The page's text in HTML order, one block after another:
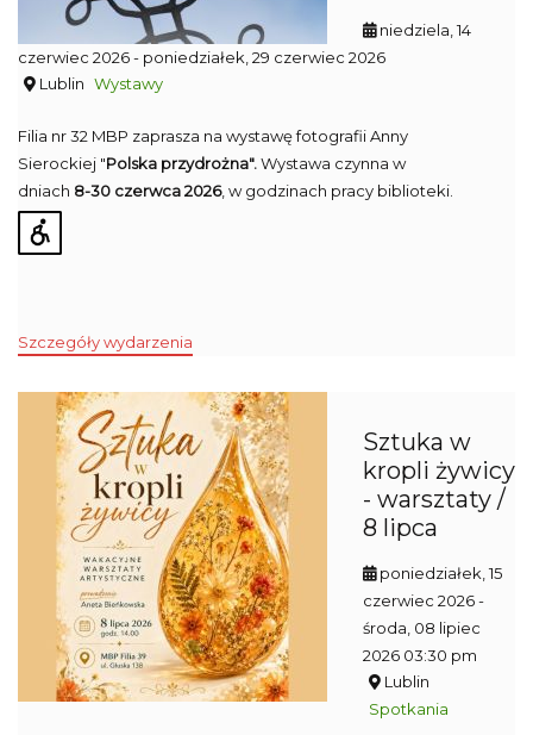
niedziela, 14
czerwiec 2026- poniedziałek, 29 czerwiec 2026
Lublin Wystawy
Filia nr 32 MBP zaprasza na wystawę fotografii Anny
Sierockiej "Polska przydrożna".Wystawa czynna w
dniach 8-30 czerwca 2026, w godzinach pracy biblioteki.
Szczegóły wydarzenia
Sztuka w
kropli żywicy
- warsztaty /
8 lipca
poniedziałek, 15
czerwiec 2026-
środa, 08 lipiec
2026 03:30 pm
Lublin
Spotkania